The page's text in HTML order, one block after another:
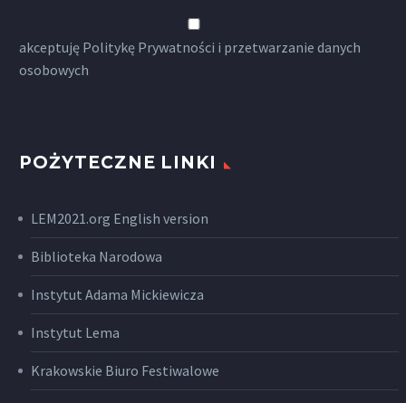
akceptuję Politykę Prywatności i przetwarzanie danych
osobowych
POŻYTECZNE LINKI
LEM2021.org English version
Biblioteka Narodowa
Instytut Adama Mickiewicza
Instytut Lema
Krakowskie Biuro Festiwalowe